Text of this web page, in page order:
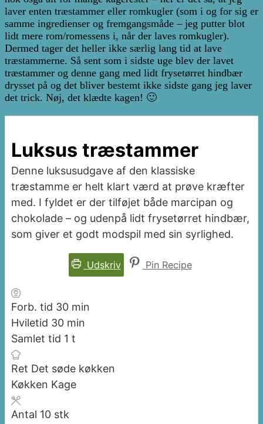
laver enten træstammer eller romkugler (som i og for sig er
samme ingredienser og fremgangsmåde – jeg putter blot
lidt mere rom/romessens i, når der laves romkugler).
Dermed tager det heller ikke særlig lang tid at lave
træstammerne. Så sent som i sidste uge blev der lavet
træstammer og denne gang med lidt frysetørret hindbær
drysset på og det bliver bestemt ikke sidste gang jeg laver
det trick. Nøj, det klædte kagen! 🙂
Luksus træstammer
Denne luksusudgave af den klassiske
træstamme er helt klart værd at prøve kræfter
med. I fyldet er der tilføjet både marcipan og
chokolade – og udenpå lidt frysetørret hindbær,
som giver et godt modspil med sin syrlighed.
Udskriv Pin Recipe
Forb. tid 30minutter
min
Hviletid 30minutter
min
Samlet tid 1 time
t
Ret Det søde køkken
Køkken Kage
Antal 10 stk